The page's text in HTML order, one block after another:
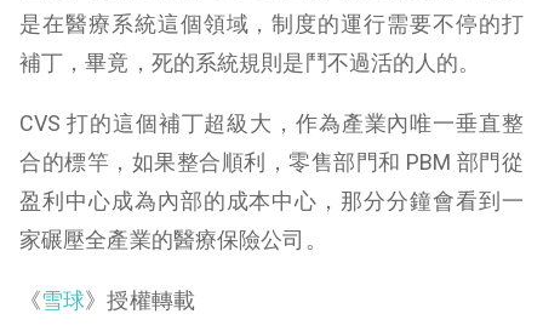
是在醫療系統這個領域，制度的運行需要不停的打
補丁，畢竟，死的系統規則是鬥不過活的人的。
CVS 打的這個補丁超級大，作為產業內唯一垂直整
合的標竿，如果整合順利，零售部門和 PBM 部門從
盈利中心成為內部的成本中心，那分分鐘會看到一
家碾壓全產業的醫療保險公司。
《雪球》授權轉載